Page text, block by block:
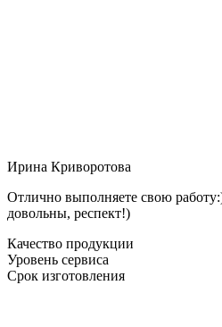
Ирина Криворотова
Отлично выполняете свою
довольны, респект!)
Качество продукции
Уровень сервиса
Срок изготовления